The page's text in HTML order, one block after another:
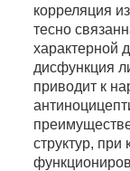
корреляция
тесно
характерной
дисфункция
приводит к
структур, при